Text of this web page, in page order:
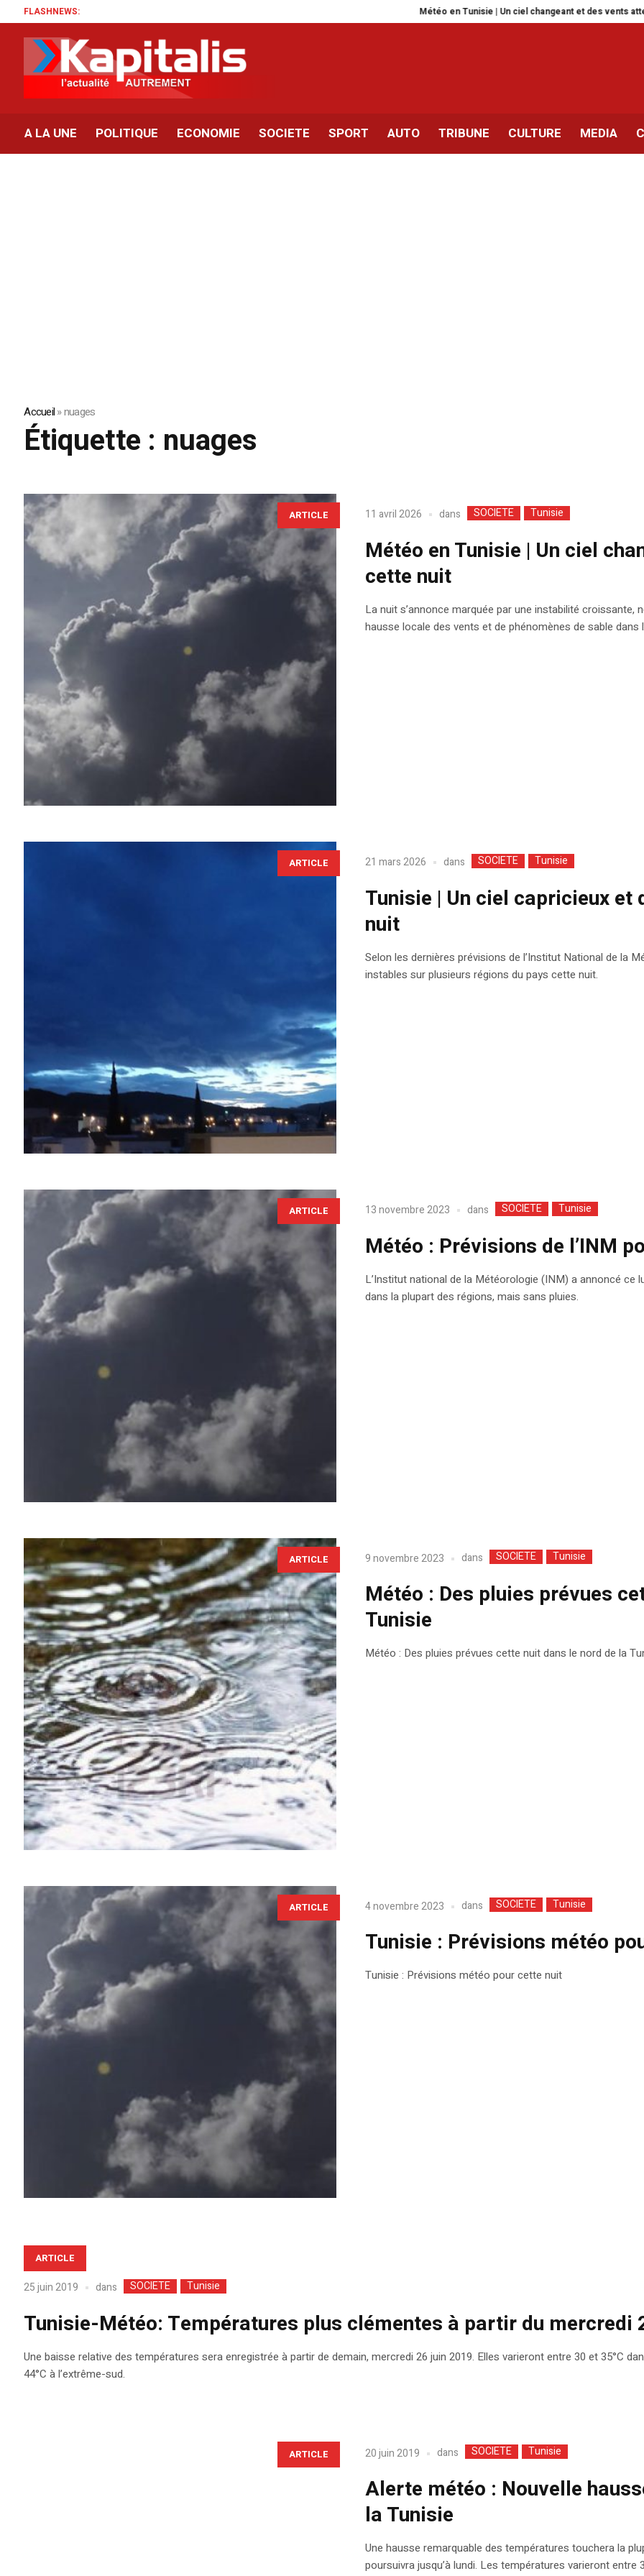
FLASHNEWS: Météo en Tunisie | Un ciel changeant et des vents attendus cette
A LA UNE POLITIQUE ECONOMIE SOCIETE SPORT AUTO TRIBUNE CULTURE MEDIA
Accueil»nuages
Étiquette : nuages
ARTICLE 11 avril 2026 dans SOCIETE Tunisie
Météo en Tunisie | Un ciel
cette nuit
La nuit s’annonce marquée par une instabilité croissante,
hausse locale des vents et de phénomènes de sable
ARTICLE 21 mars 2026 dans SOCIETE Tunisie
Tunisie | Un ciel capricieux
nuit
Selon les dernières prévisions de l’Institut National de la
instables sur plusieurs régions du pays cette nuit.
ARTICLE 13 novembre 2023 dans SOCIETE Tunisie
Météo : Prévisions de l’INM
L’Institut national de la Météorologie (INM) a annoncé ce
dans la plupart des régions, mais sans pluies.
ARTICLE 9 novembre 2023 dans SOCIETE Tunisie
Météo : Des pluies prévues
Tunisie
Météo : Des pluies prévues cette nuit dans le nord de la
ARTICLE 4 novembre 2023 dans SOCIETE Tunisie
Tunisie : Prévisions météo
Tunisie : Prévisions météo pour cette nuit
ARTICLE
25 juin 2019 dans SOCIETE Tunisie
Tunisie-Météo: Températures plus clémentes à partir du mercredi
Une baisse relative des températures sera enregistrée à partir de demain, mercredi 26 juin 2019. Elles varieront entre 30 et 35°C
44°C à l’extrême-sud.
ARTICLE 20 juin 2019 dans SOCIETE Tunisie
Alerte météo : Nouvelle
la Tunisie
Une hausse remarquable des températures touchera la
poursuivra jusqu’à lundi. Les températures varieront